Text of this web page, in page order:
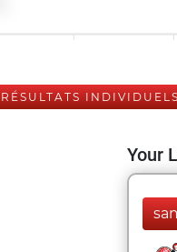
RÉSULTATS
Your